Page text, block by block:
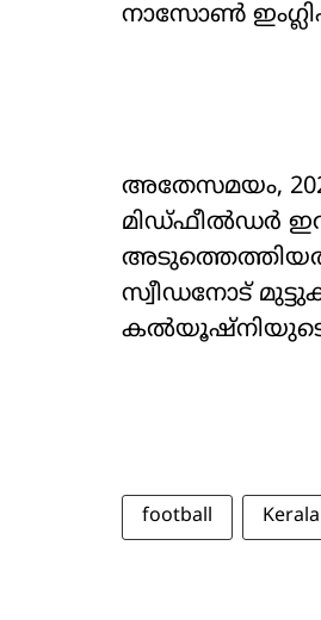
നാസോൺ
അതേസമയം,
മിഡ്ഫീൽഡർ
സ്വീഡനോട്
കൽയൂഷ്നിയുടെ
football